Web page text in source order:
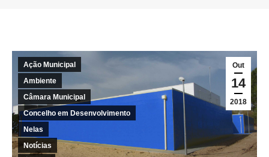
Out
14
2018
Ação Municipal
Ambiente
Câmara Municipal
Concelho em Desenvolvimento
Nelas
Notícias